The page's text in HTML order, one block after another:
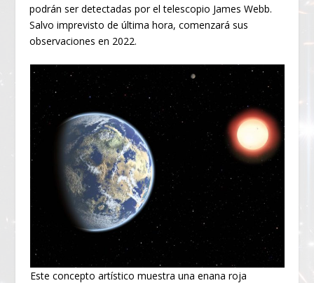
podrán ser detectadas por el telescopio James Webb.
Salvo imprevisto de última hora, comenzará sus
observaciones en 2022.
Este concepto artístico muestra una enana roja